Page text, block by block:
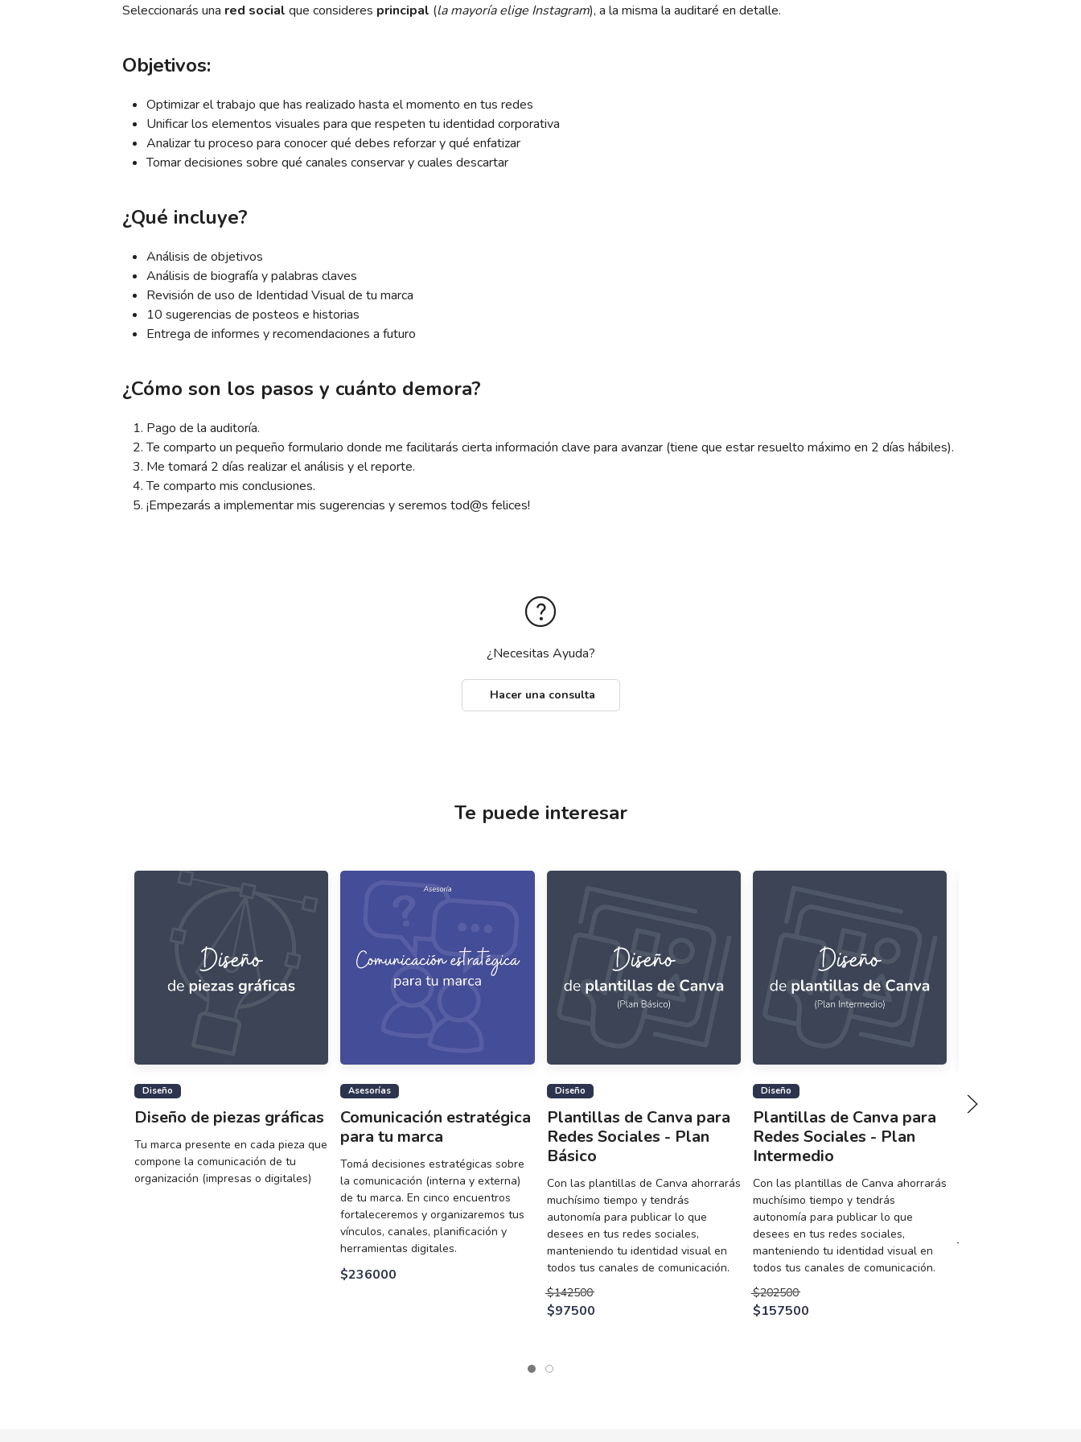
Seleccionarás una red social que consideres principal (la mayoría elige Instagram), a la misma la auditaré en detalle.
Objetivos:
Optimizar el trabajo que has realizado hasta el momento en tus redes
Unificar los elementos visuales para que respeten tu identidad corporativa
Analizar tu proceso para conocer qué debes reforzar y qué enfatizar
Tomar decisiones sobre qué canales conservar y cuales descartar
¿Qué incluye?
Análisis de objetivos
Análisis de biografía y palabras claves
Revisión de uso de Identidad Visual de tu marca
10 sugerencias de posteos e historias
Entrega de informes y recomendaciones a futuro
¿Cómo son los pasos y cuánto demora?
Pago de la auditoría.
Te comparto un pequeño formulario donde me facilitarás cierta información clave para avanzar (tiene que estar resuelto máximo en 2 días hábiles).
Me tomará 2 días realizar el análisis y el reporte.
Te comparto mis conclusiones.
¡Empezarás a implementar mis sugerencias y seremos tod@s felices!
¿Necesitas Ayuda?
Hacer una consulta
Te puede interesar
Diseño
Diseño de piezas gráficas
Tu marca presente en cada pieza que
compone la comunicación de tu
organización (impresas o digitales)
Asesorías
Comunicación estratégica
para tu marca
Tomá decisiones estratégicas sobre
la comunicación (interna y externa)
de tu marca. En cinco encuentros
fortaleceremos y organizaremos tus
vínculos, canales, planificación y
herramientas digitales.
$236000
Diseño
Plantillas de Canva para
Redes Sociales - Plan
Básico
Con las plantillas de Canva ahorrarás
muchísimo tiempo y tendrás
autonomía para publicar lo que
desees en tus redes sociales,
manteniendo tu identidad visual en
todos tus canales de comunicación.
$142500
$97500
Diseño
Plantillas de Canva para
Redes Sociales - Plan
Intermedio
Con las plantillas de Canva ahorrarás
muchísimo tiempo y tendrás
autonomía para publicar lo que
desees en tus redes sociales,
manteniendo tu identidad visual en
todos tus canales de comunicación.
$202500
$157500
$100000